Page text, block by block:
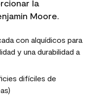
la
Moore.
con alquídicos para
y una durabilidad a
difíciles de